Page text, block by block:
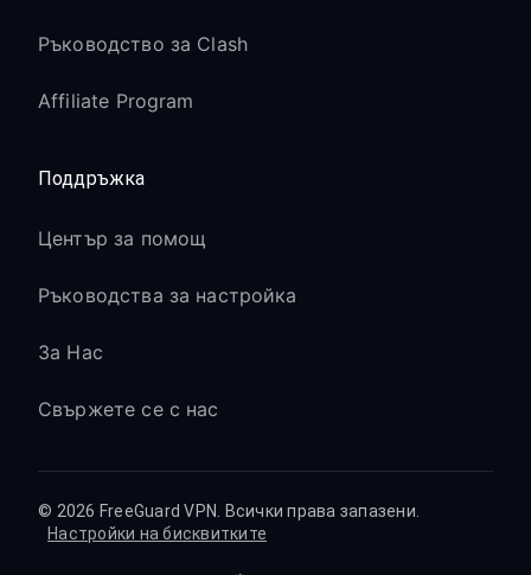
Ръководство за Clash
Affiliate Program
Поддръжка
Център за помощ
Ръководства за настройка
За Нас
Свържете се с нас
© 2026 FreeGuard VPN. Всички права запазени.
Настройки на бисквитките